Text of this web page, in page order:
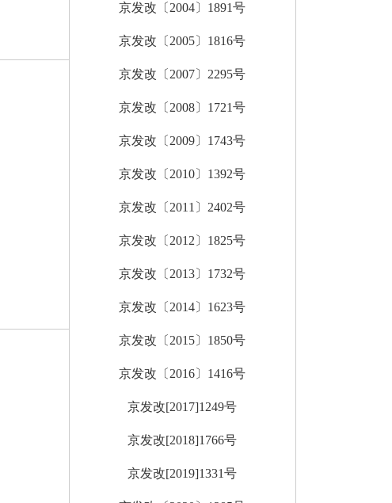
京发改〔2004〕1891号
京发改〔2005〕1816号
京发改〔2007〕2295号
京发改〔2008〕1721号
京发改〔2009〕1743号
京发改〔2010〕1392号
京发改〔2011〕2402号
京发改〔2012〕1825号
京发改〔2013〕1732号
京发改〔2014〕1623号
京发改〔2015〕1850号
京发改〔2016〕1416号
京发改[2017]1249号
京发改[2018]1766号
京发改[2019]1331号